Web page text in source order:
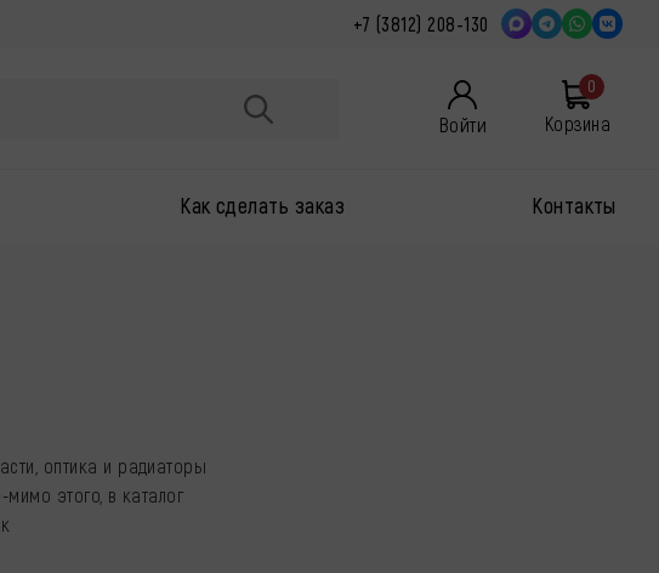
+7 (3812) 208-130
Войти
0
Корзина
Как сделать заказ Контакты
оптика и радиаторы
этого, в каталог